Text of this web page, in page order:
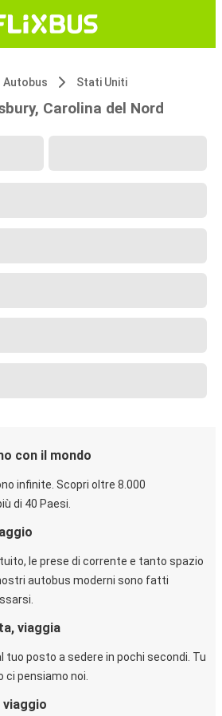
Autobus Stati Uniti
Carolina del Nord
con il mondo
infinite. Scopri oltre 8.000
di 40 Paesi.
le prese di corrente e tanto spazio
autobus moderni sono fatti
viaggia
tuo posto a sedere in pochi secondi. Tu
ci pensiamo noi.
viaggio